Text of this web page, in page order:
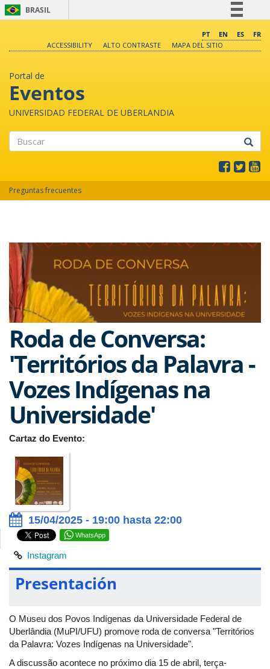
BRASIL
Comunica BR
PT EN ES
FR
ACCESSIBILITY
ALTO CONTRASTE MAPA DEL SITIO
Portal de
Eventos
UNIVERSIDAD FEDERAL DE UBERLANDIA
Preguntas frecuentes
Roda de Conversa:
'Territórios da Palavra -
Vozes Indígenas na
Universidade'
Cartaz do Evento:
15/04/2025 - 19:00 hasta 22:00
WhatsApp
Instagram
Presentación
O Museu dos Povos Indígenas da Universidade Federal de
Uberlândia (MuPI/UFU) promove roda de conversa "Territórios
da Palavra: Vozes Indígenas na Universidade".
A discussão acontece no próximo dia 15 de abril, terça-